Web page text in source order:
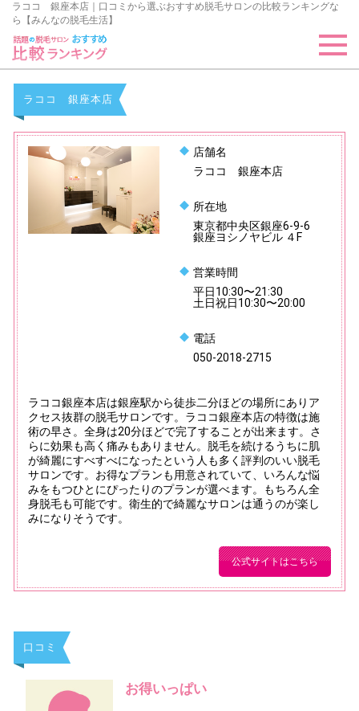
ラココ 銀座本店｜口コミから選ぶおすすめ脱毛サロンの比較ランキングな
ら【みんなの脱毛生活】
ラココ 銀座本店
店舗名
ラココ 銀座本店
所在地
東京都中央区銀座6-9-6
銀座ヨシノヤビル ４F
営業時間
平日10:30〜21:30
土日祝日10:30〜20:00
電話
050-2018-2715
ラココ銀座本店は銀座駅から徒歩二分ほどの場所にありア
クセス抜群の脱毛サロンです。ラココ銀座本店の特徴は施
術の早さ。全身は20分ほどで完了することが出来ます。さ
らに効果も高く痛みもありません。脱毛を続けるうちに肌
が綺麗にすべすべになったという人も多く評判のいい脱毛
サロンです。お得なプランも用意されていて、いろんな悩
みをもつひとにぴったりのプランが選べます。もちろん全
身脱毛も可能です。衛生的で綺麗なサロンは通うのが楽し
みになりそうです。
公式サイトはこちら
口コミ
お得いっぱい